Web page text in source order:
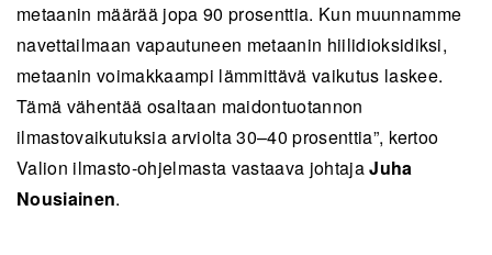
metaanin määrää jopa 90 prosenttia. Kun muunnamme
navettailmaan vapautuneen metaanin hiilidioksidiksi,
metaanin voimakkaampi lämmittävä vaikutus laskee.
Tämä vähentää osaltaan maidontuotannon
ilmastovaikutuksia arviolta 30–40 prosenttia”, kertoo
Valion ilmasto-ohjelmasta vastaava johtajaJuha
Nousiainen.